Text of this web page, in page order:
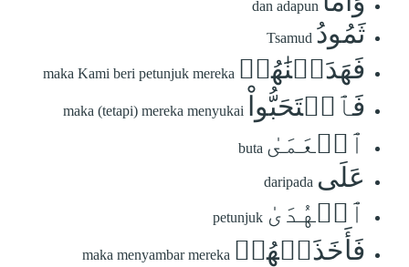
dan adapun
ثَمُودُ Tsamud
فَهَدَيۡنَٰهُمۡ maka Kami beri petunjuk mereka
فَٱسۡتَحَبُّواْ maka (tetapi) mereka menyukai
ٱلۡعَمَىٰ buta
عَلَى daripada
ٱلۡهُدَىٰ petunjuk
فَأَخَذَتۡهُمۡ maka menyambar mereka